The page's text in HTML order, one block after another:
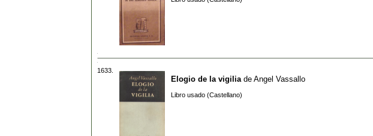
1633.
Elogio de la vigilia de Angel Vassallo
Libro usado (Castellano)